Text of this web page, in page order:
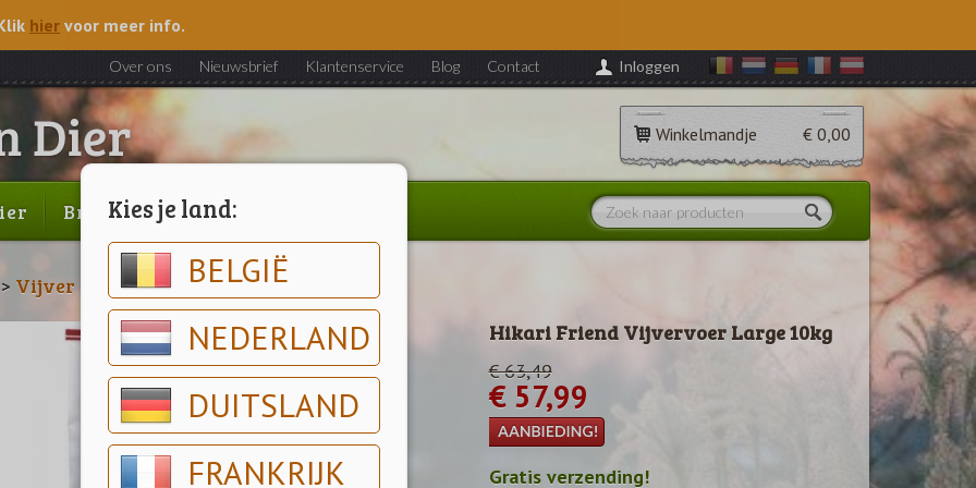
Kies je land:
BELGIË
NEDERLAND
DUITSLAND
FRANKRIJK
hier voor meer info.
Over ons Nieuwsbrief Klantenservice Blog Contact Inloggen
Winkelmandje € 0,00
Brood & gebak
> Vijver> Voeding >Hikari Vijvervoer
Hikari Friend Vijvervoer Large 10kg
€ 63,49
€ 57,99
Gratis verzending!